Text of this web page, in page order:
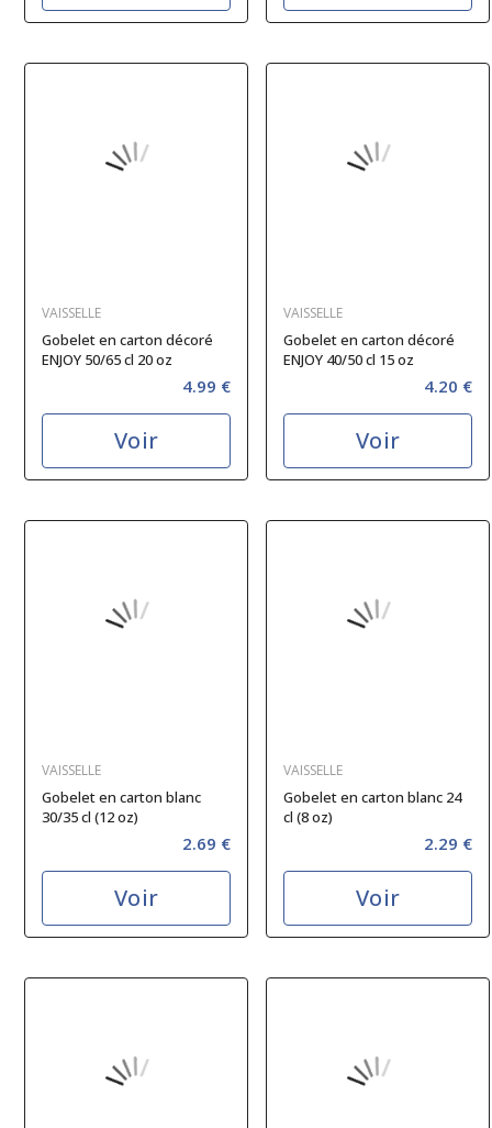
VAISSELLE
Gobelet en carton décoré
ENJOY 50/65 cl 20 oz
4.99 €
Voir
VAISSELLE
Gobelet en carton décoré
ENJOY 40/50 cl 15 oz
4.20 €
Voir
VAISSELLE
Gobelet en carton blanc
30/35 cl (12 oz)
2.69 €
Voir
VAISSELLE
Gobelet en carton blanc 24
cl (8 oz)
2.29 €
Voir